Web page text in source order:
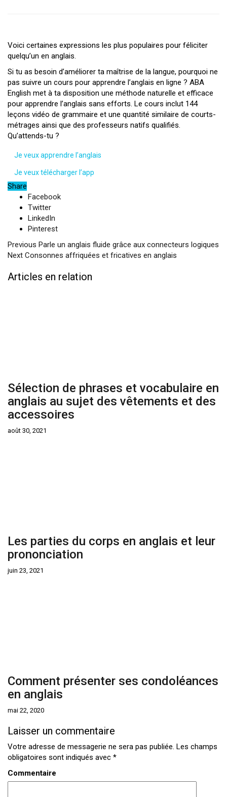
Voici certaines expressions les plus populaires pour féliciter
quelqu’un en anglais.
Si tu as besoin d’améliorer ta maîtrise de la langue, pourquoi ne
pas suivre un cours pour apprendre l’anglais en ligne ? ABA
English met à ta disposition une méthode naturelle et efficace
pour apprendre l’anglais sans efforts. Le cours inclut 144
leçons vidéo de grammaire et une quantité similaire de courts-
métrages ainsi que des professeurs natifs qualifiés.
Qu’attends-tu ?
Je veux apprendre l’anglais
Je veux télécharger l’app
Share
Facebook
Twitter
LinkedIn
Pinterest
Previous Parle un anglais fluide grâce aux connecteurs logiques
Next Consonnes affriquées et fricatives en anglais
Articles en relation
Sélection de phrases et vocabulaire en
anglais au sujet des vêtements et des
accessoires
août 30, 2021
Les parties du corps en anglais et leur
prononciation
juin 23, 2021
Comment présenter ses condoléances
en anglais
mai 22, 2020
Laisser un commentaire
Votre adresse de messagerie ne sera pas publiée. Les champs
obligatoires sont indiqués avec *
Commentaire